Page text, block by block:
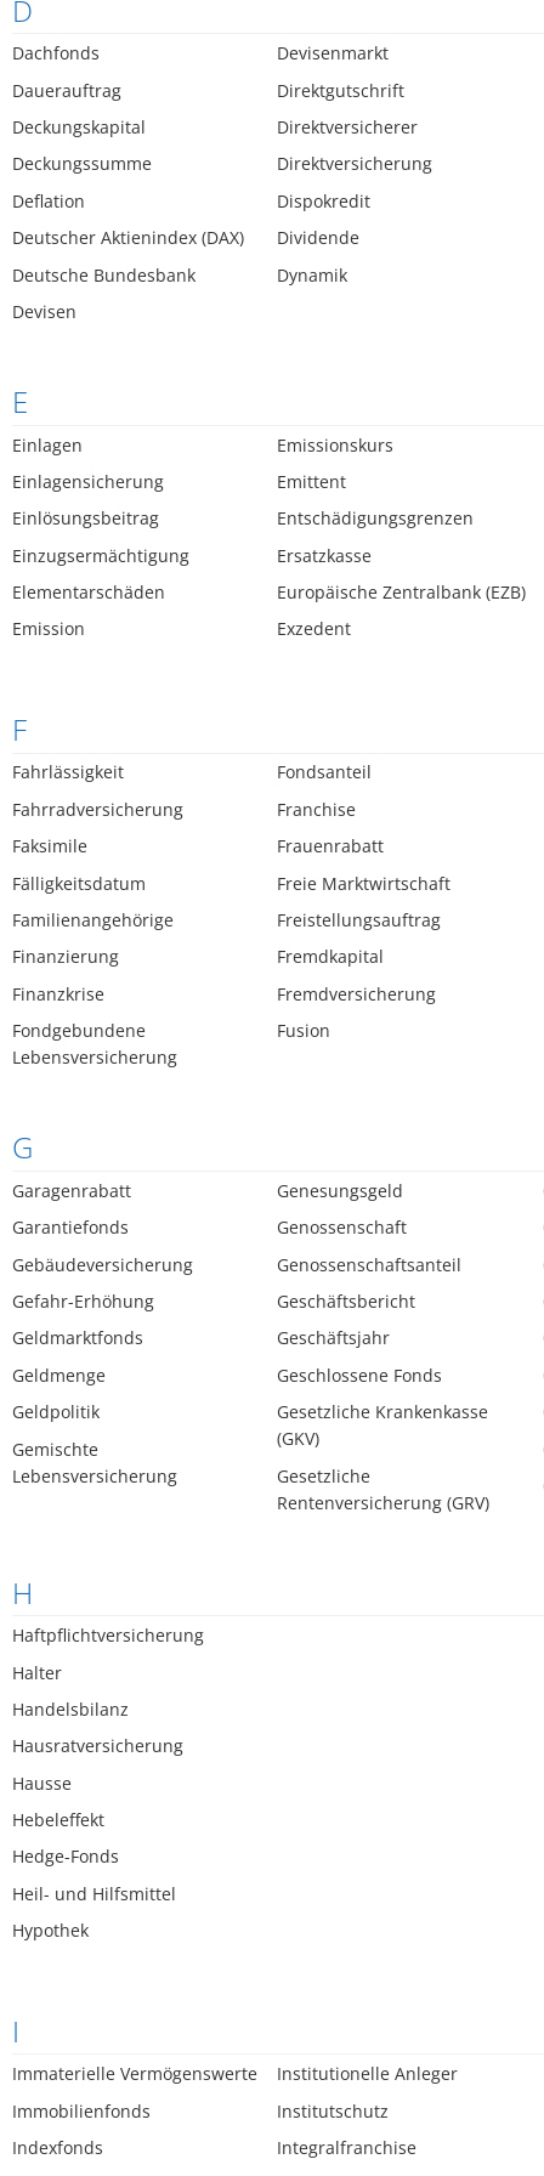
D
Dachfonds
Dauerauftrag
Deckungskapital
Deckungssumme
Deflation
Deutscher Aktienindex (DAX)
Deutsche Bundesbank
Devisen
Devisenmarkt
Direktgutschrift
Direktversicherer
Direktversicherung
Dispokredit
Dividende
Dynamik
E
Einlagen
Einlagensicherung
Einlösungsbeitrag
Einzugsermächtigung
Elementarschäden
Emission
Emissionskurs
Emittent
Entschädigungsgrenzen
Ersatzkasse
Europäische Zentralbank (EZB)
Exzedent
F
Fahrlässigkeit
Fahrradversicherung
Faksimile
Fälligkeitsdatum
Familienangehörige
Finanzierung
Finanzkrise
Fondgebundene
Lebensversicherung
Fondsanteil
Franchise
Frauenrabatt
Freie Marktwirtschaft
Freistellungsauftrag
Fremdkapital
Fremdversicherung
Fusion
G
Garagenrabatt
Garantiefonds
Gebäudeversicherung
Gefahr-Erhöhung
Geldmarktfonds
Geldmenge
Geldpolitik
Gemischte
Lebensversicherung
Genesungsgeld
Genossenschaft
Genossenschaftsanteil
Geschäftsbericht
Geschäftsjahr
Geschlossene Fonds
Gesetzliche Krankenkasse
(GKV)
Gesetzliche
Rentenversicherung (GRV)
H
Haftpflichtversicherung
Halter
Handelsbilanz
Hausratversicherung
Hausse
Hebeleffekt
Hedge-Fonds
Heil- und Hilfsmittel
Hypothek
I
Immaterielle Vermögenswerte
Immobilienfonds
Indexfonds
Institutionelle Anleger
Institutschutz
Integralfranchise